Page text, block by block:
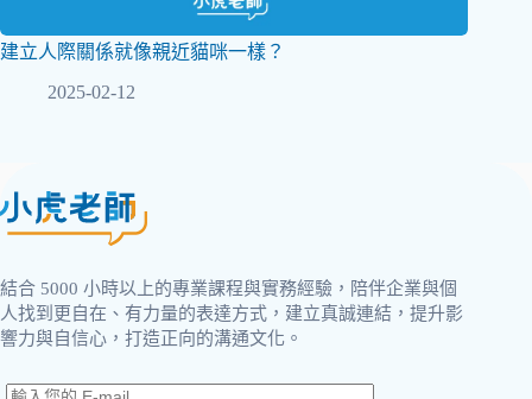
建立人際關係就像親近貓咪一樣？
2025-02-12
結合 5000 小時以上的專業課程與實務經驗，陪伴企業與個
人找到更自在、有力量的表達方式，建立真誠連結，提升影
響力與自信心，打造正向的溝通文化。